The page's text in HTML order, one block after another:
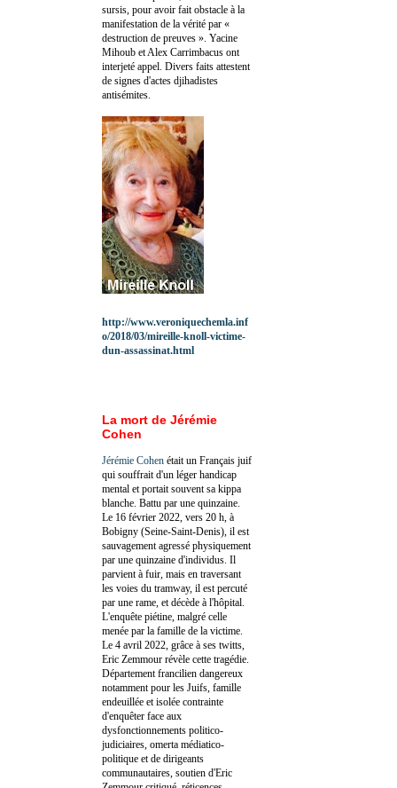
sursis, pour avoir fait obstacle à la
manifestation de la vérité par «
destruction de preuves ». Yacine
Mihoub et Alex Carrimbacus ont
interjeté appel. Divers faits attestent
de signes d'actes djihadistes
antisémites.
http://www.veroniquechemla.inf
o/2018/03/mireille-knoll-victime-
dun-assassinat.html
La mort de Jérémie
Cohen
Jérémie Cohen était un Français juif
qui souffrait d'un léger handicap
mental et portait souvent sa kippa
blanche. Battu par une quinzaine.
Le 16 février 2022, vers 20 h, à
Bobigny (Seine-Saint-Denis), il est
sauvagement agressé physiquement
par une quinzaine d'individus. Il
parvient à fuir, mais en traversant
les voies du tramway, il est percuté
par une rame, et décède à l'hôpital.
L'enquête piétine, malgré celle
menée par la famille de la victime.
Le 4 avril 2022, grâce à ses twitts,
Eric Zemmour révèle cette tragédie.
Département francilien dangereux
notamment pour les Juifs, famille
endeuillée et isolée contrainte
d'enquêter face aux
dysfonctionnements politico-
judiciaires, omerta médiatico-
politique et de dirigeants
communautaires, soutien d'Eric